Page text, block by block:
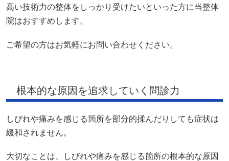
高い技術力の整体をしっかり受けたいといった方に当整体
院はおすすめします。
ご希望の方はお気軽にお問い合わせください。
根本的な原因を追求していく問診力
しびれや痛みを感じる箇所を部分的揉んだりしても症状は
緩和されません。
大切なことは、しびれや痛みを感じる箇所の根本的な原因